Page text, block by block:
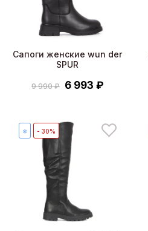
Сапоги женские wun der
SPUR
9 990 ₽ 6 993 ₽
❄ - 30%